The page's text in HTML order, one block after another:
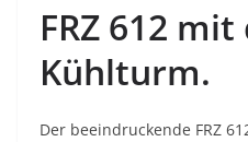
FRZ 612
Kühlturm.
Der beeindruckende FRZ